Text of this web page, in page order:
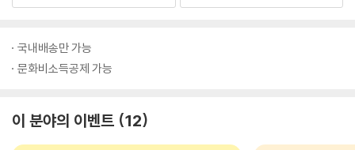
국내배송만 가능
문화비소득공제 가능
이 분야의 이벤트 12